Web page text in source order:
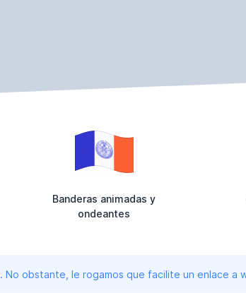
Banderas animadas y
ondeantes
obstante, le rogamos que facilite un enlace a